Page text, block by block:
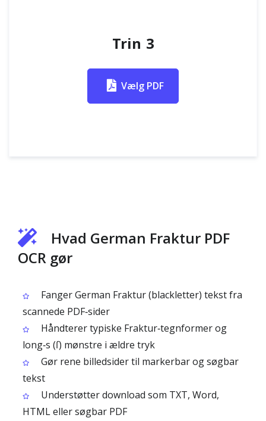
Trin 3
Vælg PDF
Hvad German Fraktur PDF
OCR gør
Fanger German Fraktur (blackletter) tekst fra
scannede PDF‑sider
Håndterer typiske Fraktur‑tegnformer og
long‑s (ſ) mønstre i ældre tryk
Gør rene billedsider til markerbar og søgbar
tekst
Understøtter download som TXT, Word,
HTML eller søgbar PDF